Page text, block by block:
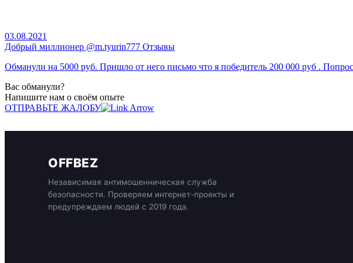
03.08.2021
Добрый миллионер @m.tyurin777 Отзывы
Обманули на 5000 руб. Пришло от него письмо что я победитель 200 000 руб .
Вас обманули?
Напишите нам о своём опыте
ОТПРАВЬТЕ ЖАЛОБУ
OFFBEZ
Независимая антимошенническая служба
безопасности. Проверяем интернет-проекты и
предупреждаем людей с 2019 года.